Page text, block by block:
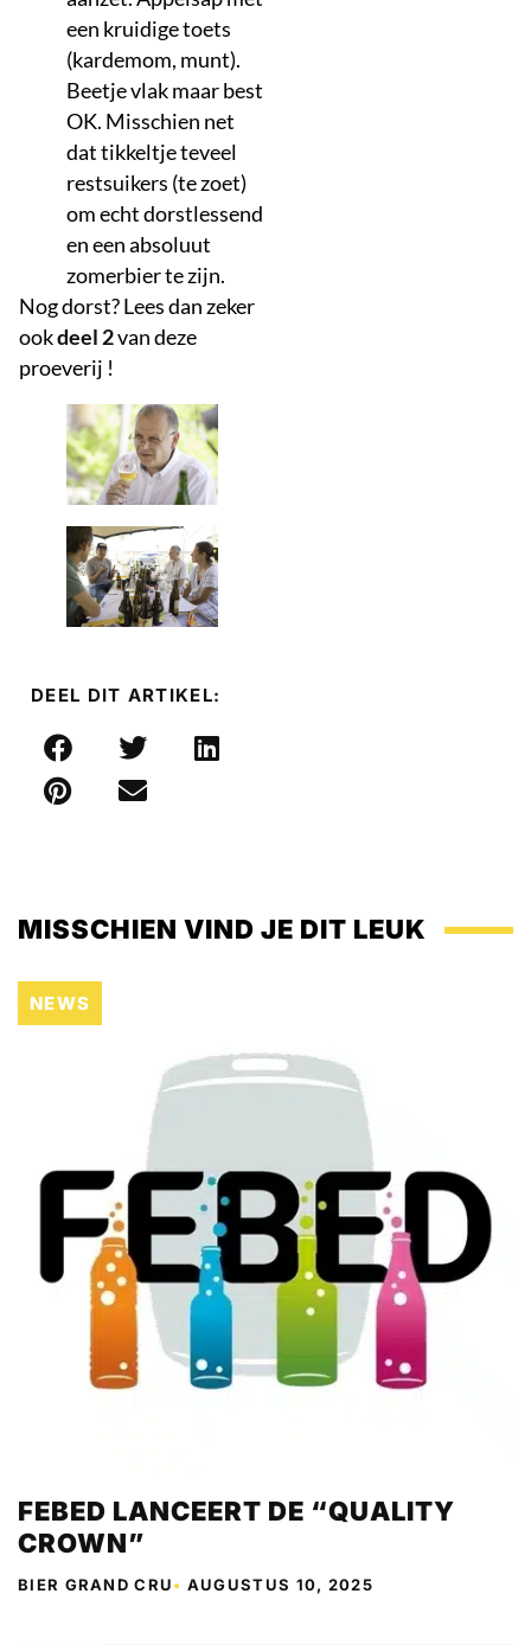
een kruidige toets
(kardemom, munt).
Beetje vlak maar best
OK. Misschien net
dat tikkeltje teveel
restsuikers (te zoet)
om echt dorstlessend
en een absoluut
zomerbier te zijn.
Nog dorst? Lees dan zeker
ookdeel 2van deze
proeverij !
DEEL DIT ARTIKEL:
MISSCHIEN VIND JE DIT LEUK
NEWS
FEBED LANCEERT DE “QUALITY
CROWN”
BIER GRAND CRU• AUGUSTUS 10, 2025